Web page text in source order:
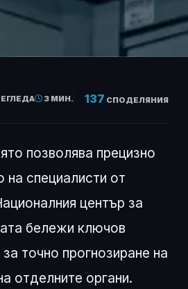
3 МИН. 137 СПОДЕЛЯНИЯ
позволява прецизно
специалисти от
център за
бележи ключов
точно прогнозиране на
отделните органи.